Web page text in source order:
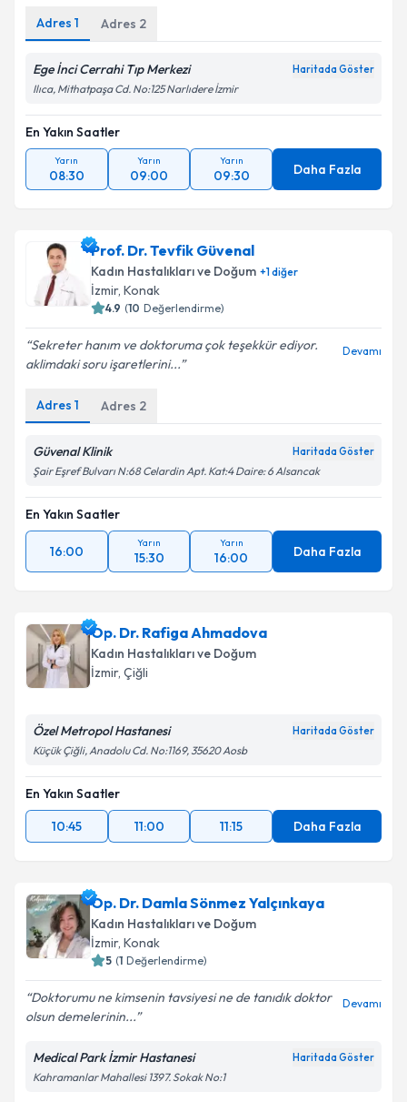
Adres 1 Adres 2
Ege İnci Cerrahi Tıp Merkezi Haritada Göster
Ilıca, Mithatpaşa Cd. No:125 Narlıdere İzmir
En Yakın Saatler
Yarın
08:30
Yarın
09:00
Yarın
09:30 Daha Fazla
Prof. Dr. Tevfik Güvenal
Kadın Hastalıkları ve Doğum +1diğer
İzmir, Konak
4.9 (10 Değerlendirme)
Sekreter hanım ve doktoruma çok teşekkür ediyor.
aklimdaki soru işaretlerini...
Devamı
Adres 1 Adres 2
Güvenal Klinik Haritada Göster
Şair Eşref Bulvarı N:68 Celardin Apt. Kat:4 Daire: 6 Alsancak
En Yakın Saatler
16:00
Yarın
15:30
Yarın
16:00 Daha Fazla
Op. Dr. Rafiga Ahmadova
Kadın Hastalıkları ve Doğum
İzmir, Çiğli
Özel Metropol Hastanesi Haritada Göster
Küçük Çiğli, Anadolu Cd. No:1169, 35620 Aosb
En Yakın Saatler
10:45
11:00 11:15 Daha Fazla
Op. Dr. Damla Sönmez Yalçınkaya
Kadın Hastalıkları ve Doğum
İzmir, Konak
5 (1 Değerlendirme)
Doktorumu ne kimsenin tavsiyesi ne de tanıdık doktor
olsun demelerinin...
Devamı
Medical Park İzmir Hastanesi Haritada Göster
Kahramanlar Mahallesi 1397. Sokak No:1